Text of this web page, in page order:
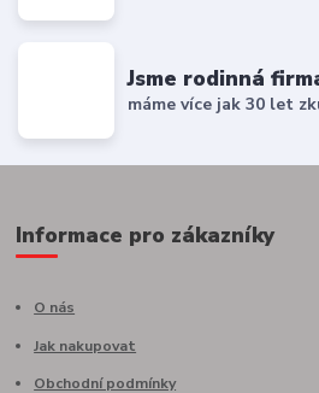
Jsme rodinná
máme více jak 30 let
Informace pro zákazníky
O nás
Jak nakupovat
Obchodní podmínky